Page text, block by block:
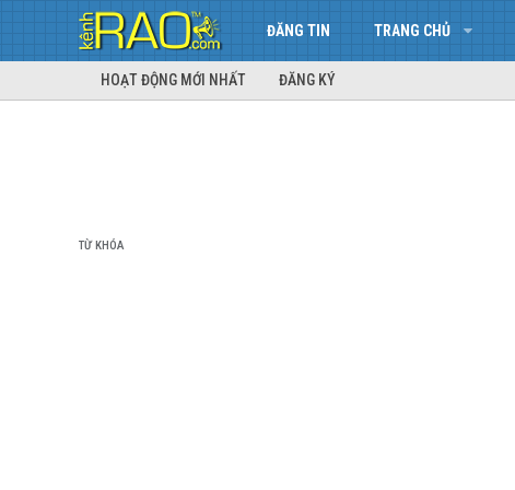
ĐĂNG TIN TRANG CHỦ
HOẠT ĐỘNG MỚI NHẤT ĐĂNG KÝ
TỪ KHÓA